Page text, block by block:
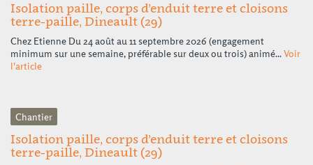
Isolation paille, corps d’enduit terre et cloisons
terre-paille, Dineault (29)
Chez Etienne Du 24 août au 11 septembre 2026 (engagement
minimum sur une semaine, préférable sur deux ou trois) animé...Voir
l'article
Chantier
Isolation paille, corps d’enduit terre et cloisons
terre-paille, Dineault (29)